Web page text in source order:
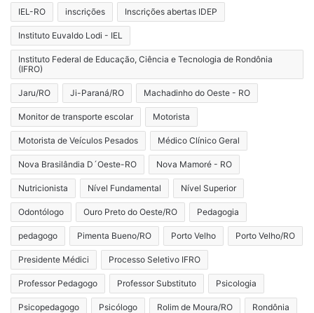
IEL-RO inscrições Inscrições abertas IDEP
Instituto Euvaldo Lodi - IEL
Instituto Federal de Educação, Ciência e Tecnologia de Rondônia
(IFRO)
Jaru/RO Ji-Paraná/RO Machadinho do Oeste - RO
Monitor de transporte escolar Motorista
Motorista de Veículos Pesados Médico Clínico Geral
Nova Brasilândia D´Oeste-RO Nova Mamoré - RO
Nutricionista Nível Fundamental Nível Superior
Odontólogo Ouro Preto do Oeste/RO Pedagogia
pedagogo Pimenta Bueno/RO Porto Velho Porto Velho/RO
Presidente Médici Processo Seletivo IFRO
Professor Pedagogo Professor Substituto Psicologia
Psicopedagogo Psicólogo Rolim de Moura/RO Rondônia